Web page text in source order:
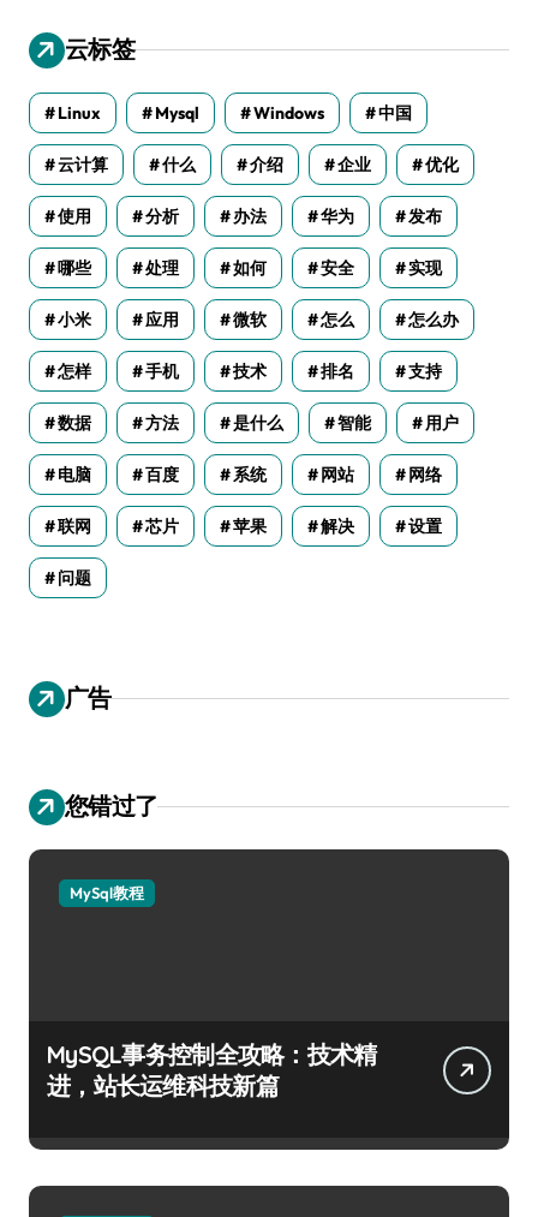
云标签
Linux Mysql Windows 中国
云计算 什么 介绍 企业 优化
使用 分析 办法 华为 发布
哪些 处理 如何 安全 实现
小米 应用 微软 怎么 怎么办
怎样 手机 技术 排名 支持
数据 方法 是什么 智能 用户
电脑 百度 系统 网站 网络
联网 芯片 苹果 解决 设置
问题
广告
您错过了
MySql教程
MySQL事务控制全攻略：技术精
进，站长运维科技新篇